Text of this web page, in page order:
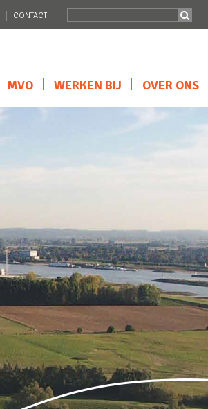
CONTACT
MVO WERKEN BIJ OVER ONS